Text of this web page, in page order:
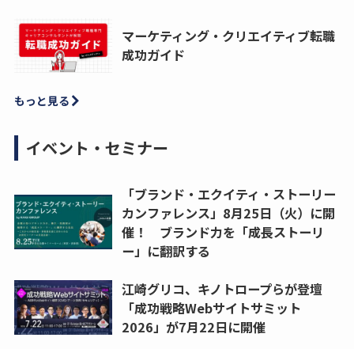
マーケティング・クリエイティブ転職
成功ガイド
もっと見る
イベント・セミナー
「ブランド・エクイティ・ストーリー
カンファレンス」8月25日（火）に開
催！ ブランド力を「成長ストーリ
ー」に翻訳する
江崎グリコ、キノトロープらが登壇
「成功戦略Webサイトサミット
2026」が7月22日に開催